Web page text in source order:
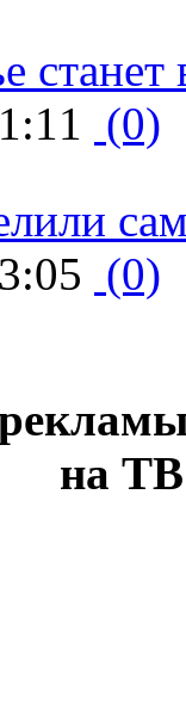
(0)
(0)
на ТВ